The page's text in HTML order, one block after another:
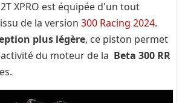
XPRO est équipée d'un tout
de la version 300 Racing 2024.
plus légère, ce piston permet
du moteur de la Beta 300 RR